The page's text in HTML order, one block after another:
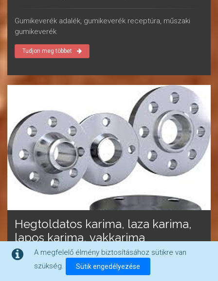
Gumikeverék adalék, gumikeverék receptúra, műszaki
gumikeverék
Tudjon meg többet
Hegtoldatos karima, laza karima,
lapos karima, vakkarima
Hegeszthető acélcső karima EN és ASTM/ASME/API
A megfelelő élmény biztosításához sütikre van
szükség.
Sütik engedélyezése